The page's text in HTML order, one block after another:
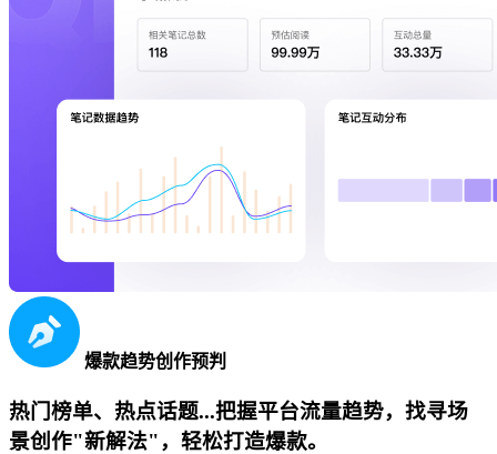
爆款趋势创作预判
热门榜单、热点话题...把握平台流量趋势，找寻场
景创作"新解法"，轻松打造爆款。